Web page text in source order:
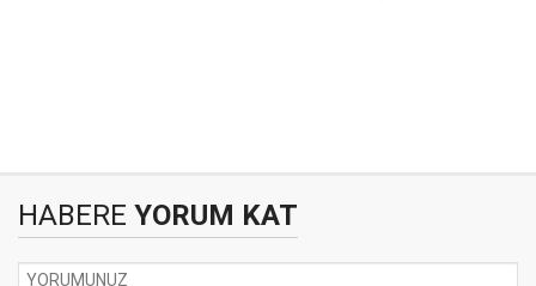
HABERE YORUM KAT